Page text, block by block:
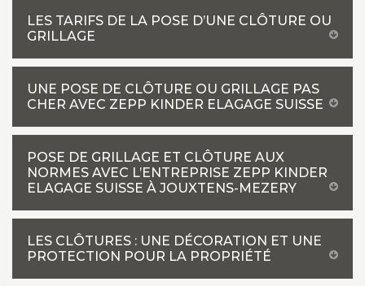
LES TARIFS DE LA POSE D’UNE CLÔTURE OU
GRILLAGE
UNE POSE DE CLÔTURE OU GRILLAGE PAS
CHER AVEC ZEPP KINDER ELAGAGE SUISSE
POSE DE GRILLAGE ET CLÔTURE AUX
NORMES AVEC L’ENTREPRISE ZEPP KINDER
ELAGAGE SUISSE À JOUXTENS-MEZERY
LES CLÔTURES : UNE DÉCORATION ET UNE
PROTECTION POUR LA PROPRIÉTÉ